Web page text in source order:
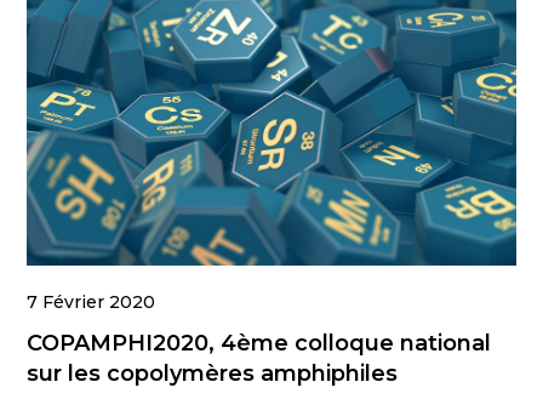
7 Février 2020
COPAMPHI2020, 4ème colloque national
sur les copolymères amphiphiles